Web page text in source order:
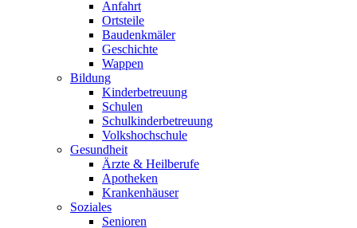
Anfahrt
Ortsteile
Baudenkmäler
Geschichte
Wappen
Bildung
Kinderbetreuung
Schulen
Schulkinderbetreuung
Volkshochschule
Gesundheit
Ärzte & Heilberufe
Apotheken
Krankenhäuser
Soziales
Senioren